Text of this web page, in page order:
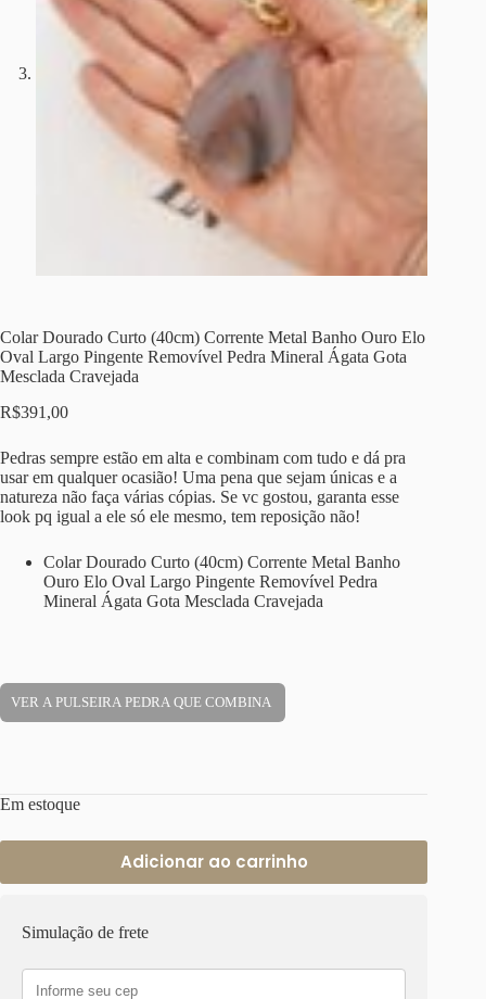
Colar Dourado Curto (40cm) Corrente Metal Banho Ouro Elo
Oval Largo Pingente Removível Pedra Mineral Ágata Gota
Mesclada Cravejada
R$391,00
Pedras sempre estão em alta e combinam com tudo e dá pra
usar em qualquer ocasião! Uma pena que sejam únicas e a
natureza não faça várias cópias. Se vc gostou, garanta esse
look pq igual a ele só ele mesmo, tem reposição não!
Colar Dourado Curto (40cm) Corrente Metal Banho
Ouro Elo Oval Largo Pingente Removível Pedra
Mineral Ágata Gota Mesclada Cravejada
VER A PULSEIRA PEDRA QUE COMBINA
Em estoque
Adicionar ao carrinho
Simulação de frete